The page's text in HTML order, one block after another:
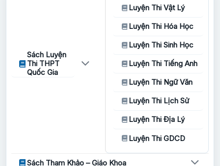
Sách Luyện
Thi THPT
Quốc Gia
Luyện Thi Vật Lý
Luyện Thi Hóa Học
Luyện Thi Sinh Học
Luyện Thi Tiếng Anh
Luyện Thi Ngữ Văn
Luyện Thi Lịch Sử
Luyện Thi Địa Lý
Luyện Thi GDCD
Sách Tham Khảo – Giáo Khoa